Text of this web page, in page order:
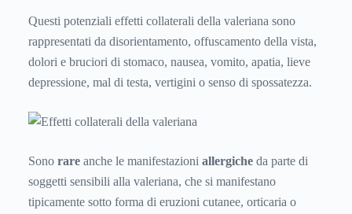
Questi potenziali effetti collaterali della valeriana sono
rappresentati da disorientamento, offuscamento della vista,
dolori e bruciori di stomaco, nausea, vomito, apatia, lieve
depressione, mal di testa, vertigini o senso di spossatezza.
Sono rare anche le manifestazioni allergiche da parte di
soggetti sensibili alla valeriana, che si manifestano
tipicamente sotto forma di eruzioni cutanee, orticaria o